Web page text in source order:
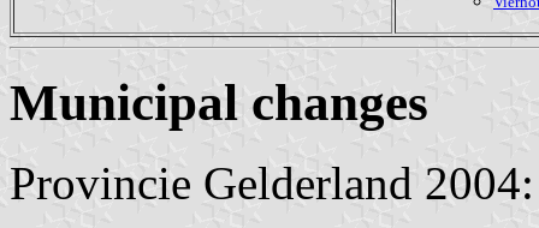
Municipal changes
Provincie Gelderland 2004: